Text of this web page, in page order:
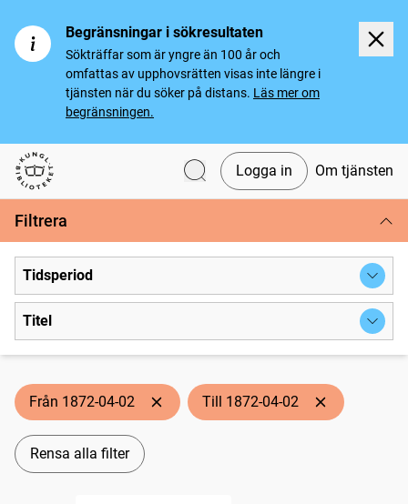
Begränsningar i sökresultaten
Sökträffar som är yngre än 100 år och
omfattas av upphovsrätten visas inte längre i
tjänsten när du söker på distans. Läs mer om
begränsningen.
Svenska tidningar
Logga in Om tjänsten
Filtrera
Tidsperiod
Titel
Från 1872-04-02 Till 1872-04-02
Rensa alla filter